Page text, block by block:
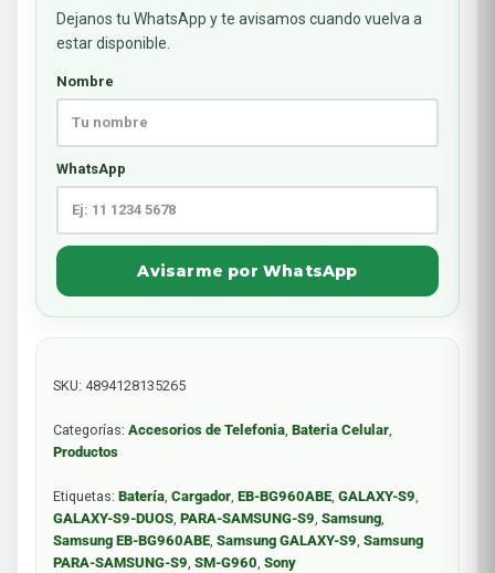
Dejanos tu WhatsApp y te avisamos cuando vuelva a
estar disponible.
Nombre
WhatsApp
Avisarme por WhatsApp
SKU: 4894128135265
Categorías: Accesorios de Telefonia, Bateria Celular,
Productos
Etiquetas: Batería, Cargador, EB-BG960ABE, GALAXY-S9,
GALAXY-S9-DUOS, PARA-SAMSUNG-S9, Samsung,
Samsung EB-BG960ABE, Samsung GALAXY-S9, Samsung
PARA-SAMSUNG-S9, SM-G960, Sony